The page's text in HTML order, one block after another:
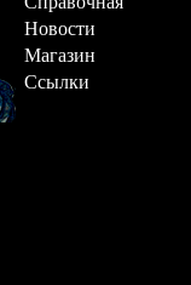
Новости
Магазин
Ссылки